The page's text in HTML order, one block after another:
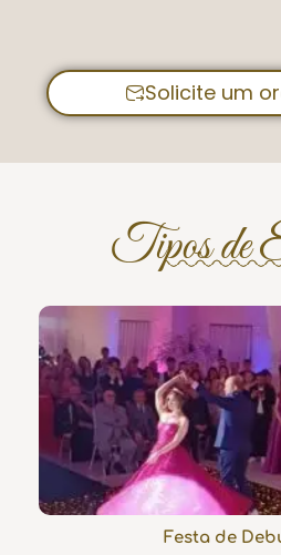
Solicite um
Tipos de
Festa de